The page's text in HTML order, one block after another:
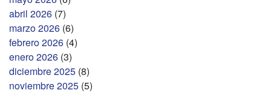
abril 2026 (7)
marzo 2026 (6)
febrero 2026 (4)
enero 2026 (3)
diciembre 2025 (8)
noviembre 2025 (5)